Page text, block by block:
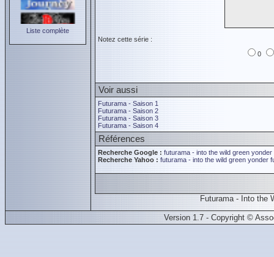
Liste complète
Notez cette série :
0
Voir aussi
Futurama - Saison 1
Futurama - Saison 2
Futurama - Saison 3
Futurama - Saison 4
Références
Recherche Google : futurama - into the wild green yonder
Recherche Yahoo : futurama - into the wild green yonder
Futurama - Into the
Version 1.7 - Copyright ©